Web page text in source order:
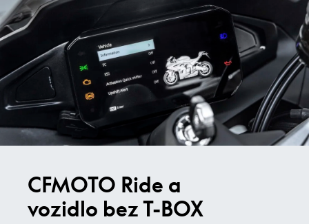
CFMOTO Ride a
vozidlo bez T-BOX